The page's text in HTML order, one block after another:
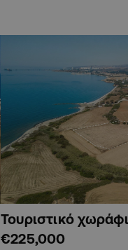
Τουριστικό
€225,000